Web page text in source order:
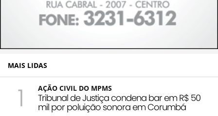
MAIS LIDAS
1 AÇÃO CIVIL DO MPMS
Tribunal de Justiça condena bar em R$ 50
mil por poluição sonora em Corumbá